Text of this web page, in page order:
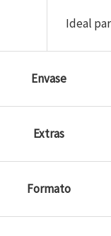
Ideal
Envase
Extras
Formato